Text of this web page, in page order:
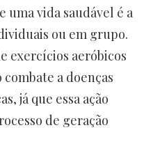
uma vida saudável é a
ou em grupo.
exercícios aeróbicos
a doenças
já que essa ação
de geração